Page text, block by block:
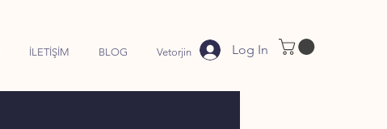
İLETİŞİM BLOG Vetorjin Log In